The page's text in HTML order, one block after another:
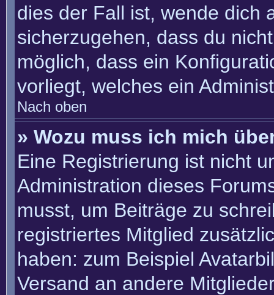
dies der Fall ist, wende dich
sicherzugehen, dass du
möglich, dass ein
vorliegt, welches ein
Nach oben
» Wozu muss ich mich
Eine Registrierung ist nicht
Administration dieses
musst, um Beiträge zu
registriertes Mitglied
haben: zum Beispiel
Versand an andere